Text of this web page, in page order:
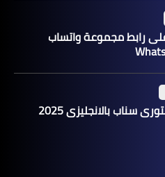
رابط مجموعة واتساب
سناب بالانجليزي 2025